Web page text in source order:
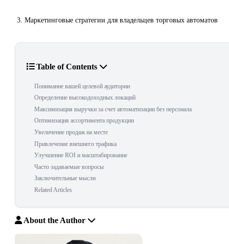
Маркетинговые стратегии для владельцев торговых автоматов
Table of Contents
Понимание вашей целевой аудитории
Определение высокодоходных локаций
Максимизация выручки за счет автоматизации без персонала
Оптимизация ассортимента продукции
Увеличение продаж на месте
Привлечение внешнего трафика
Улучшение ROI и масштабирование
Часто задаваемые вопросы
Заключительные мысли
Related Articles
About the Author